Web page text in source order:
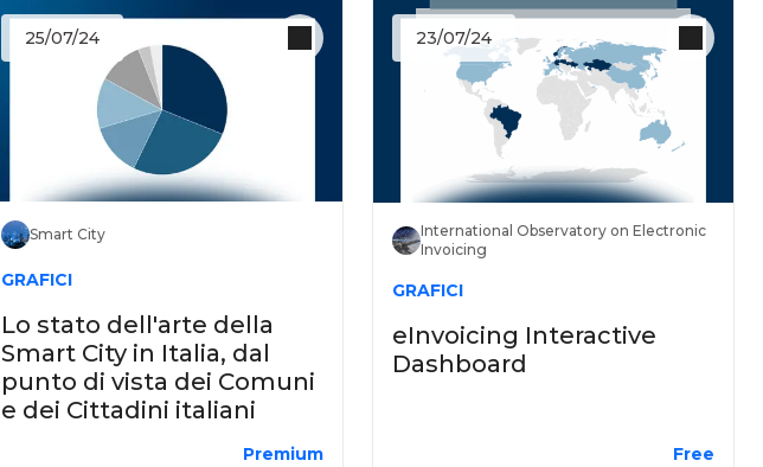
25/07/24
Smart City
GRAFICI
Lo stato dell'arte della
Smart City in Italia, dal
punto di vista dei Comuni
e dei Cittadini italiani
Premium
23/07/24
International Observatory on Electronic
Invoicing
GRAFICI
eInvoicing Interactive
Dashboard
Free